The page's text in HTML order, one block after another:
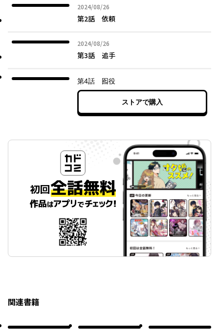
2024/08/26
2024年08月26日
第2話 依頼
2024/08/26
2024年08月26日
第3話 追手
第4話 囮役
ストアで購入
関連書籍